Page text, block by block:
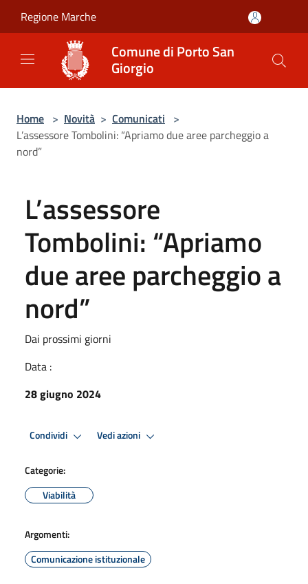
Regione Marche
Comune di Porto San
Giorgio
Home > Novità > Comunicati >
L’assessore Tombolini: “Apriamo due aree parcheggio a
nord”
L’assessore
Tombolini: “Apriamo
due aree parcheggio a
nord”
Dai prossimi giorni
Data :
28 giugno 2024
Condividi Vedi azioni
Categorie:
Viabilità
Argomenti:
Comunicazione istituzionale